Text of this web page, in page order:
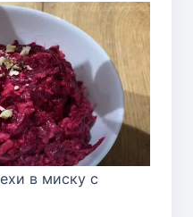
в миску с